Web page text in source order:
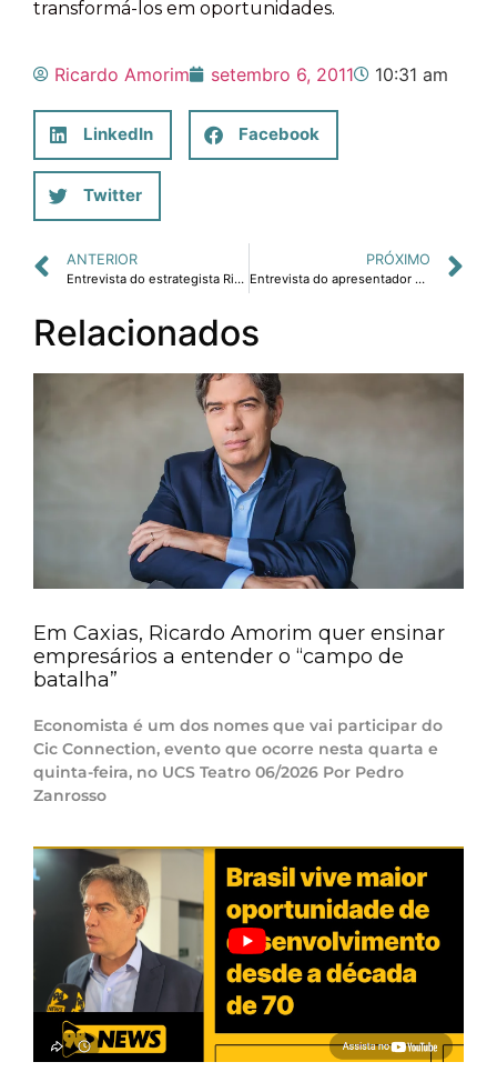
transformá-los em oportunidades.
Ricardo Amorim setembro 6, 2011 10:31 am
LinkedIn Facebook
Twitter
ANTERIOR
Entrevista do estrategista Ricardo Amorim à Rádio CBN sobre perspectivas, oportunidades e desafios para o agronegócio.
PRÓXIMO
Entrevista do apresentador da Globonews Ricardo Amorim à Rádio CBN sobre palestra sobre tendências econômicas.
Relacionados
Em Caxias, Ricardo Amorim quer ensinar
empresários a entender o “campo de
batalha”
Economista é um dos nomes que vai participar do
Cic Connection, evento que ocorre nesta quarta e
quinta-feira, no UCS Teatro 06/2026 Por Pedro
Zanrosso